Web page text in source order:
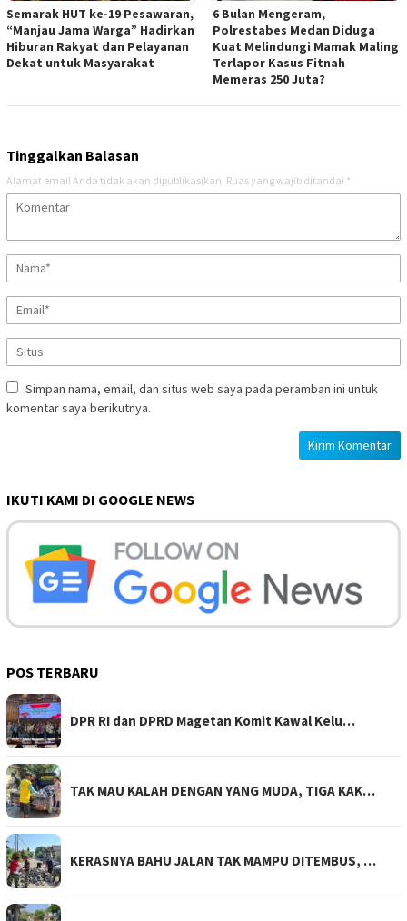
Semarak HUT ke-19 Pesawaran,
“Manjau Jama Warga” Hadirkan
Hiburan Rakyat dan Pelayanan
Dekat untuk Masyarakat
6 Bulan Mengeram,
Polrestabes Medan Diduga
Kuat Melindungi Mamak Maling
Terlapor Kasus Fitnah
Memeras 250 Juta?
Tinggalkan Balasan
Alamat email Anda tidak akan dipublikasikan. Ruas yang wajib ditandai *
Simpan nama, email, dan situs web saya pada peramban ini untuk
komentar saya berikutnya.
IKUTI KAMI DI GOOGLE NEWS
POS TERBARU
DPR RI dan DPRD Magetan Komit Kawal Kelu…
TAK MAU KALAH DENGAN YANG MUDA, TIGA KAK…
KERASNYA BAHU JALAN TAK MAMPU DITEMBUS, …